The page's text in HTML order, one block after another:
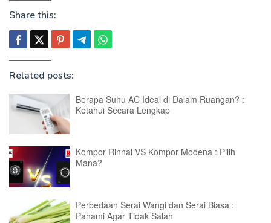
Share this:
Related posts:
Berapa Suhu AC Ideal di Dalam Ruangan? :
Ketahui Secara Lengkap
Kompor Rinnai VS Kompor Modena : Pilih
Mana?
Perbedaan Serai Wangi dan Serai Biasa :
Pahami Agar Tidak Salah